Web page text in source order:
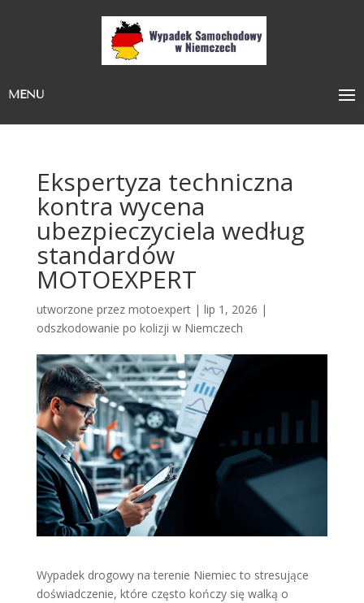
MENU
Ekspertyza techniczna
kontra wycena
ubezpieczyciela według
standardów
MOTOEXPERT
utworzone przez motoexpert| lip 1, 2026 |
odszkodowanie po kolizji w Niemczech
Wypadek drogowy na terenie Niemiec to stresujące
doświadczenie, które często kończy się walką o